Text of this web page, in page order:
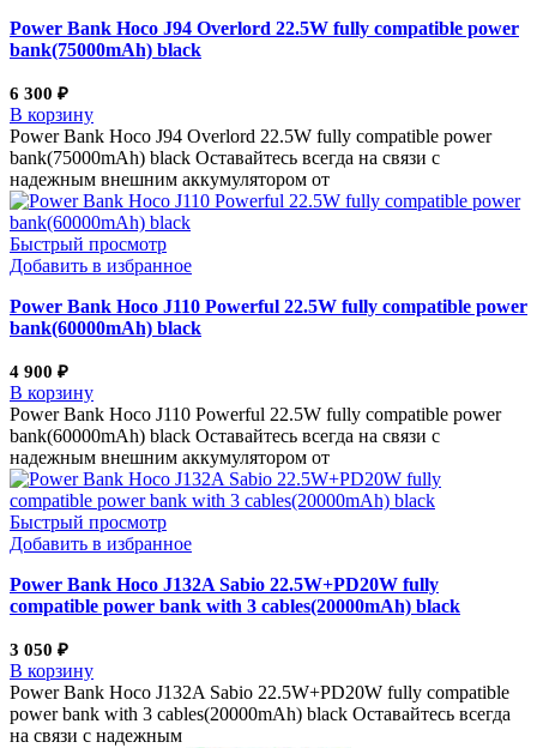
Power Bank Hoco J94 Overlord 22.5W fully compatible power
bank(75000mAh) black
6 300 ₽
В корзину
Power Bank Hoco J94 Overlord 22.5W fully compatible power
bank(75000mAh) black Оставайтесь всегда на связи с
надежным внешним аккумулятором от
Быстрый просмотр
Добавить в избранное
Power Bank Hoco J110 Powerful 22.5W fully compatible power
bank(60000mAh) black
4 900 ₽
В корзину
Power Bank Hoco J110 Powerful 22.5W fully compatible power
bank(60000mAh) black Оставайтесь всегда на связи с
надежным внешним аккумулятором от
Быстрый просмотр
Добавить в избранное
Power Bank Hoco J132A Sabio 22.5W+PD20W fully
compatible power bank with 3 cables(20000mAh) black
3 050 ₽
В корзину
Power Bank Hoco J132A Sabio 22.5W+PD20W fully compatible
power bank with 3 cables(20000mAh) black Оставайтесь всегда
на связи с надежным